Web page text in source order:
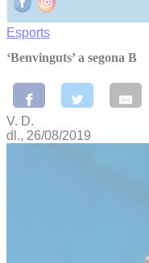
Esports
‘Benvinguts’ a segona B
V. D.
dl., 26/08/2019